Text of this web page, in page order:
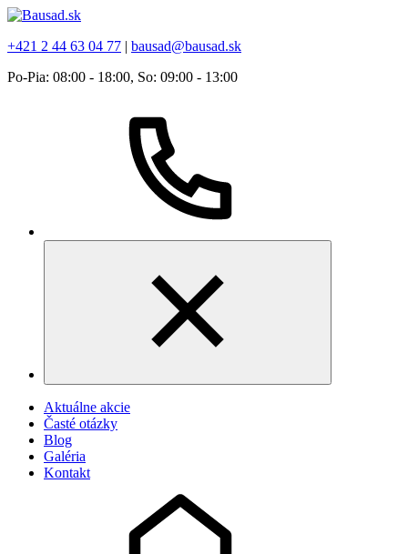
+421 2 44 63 04 77 | bausad@bausad.sk
Po-Pia: 08:00 - 18:00, So: 09:00 - 13:00
Aktuálne akcie
Časté otázky
Blog
Galéria
Kontakt